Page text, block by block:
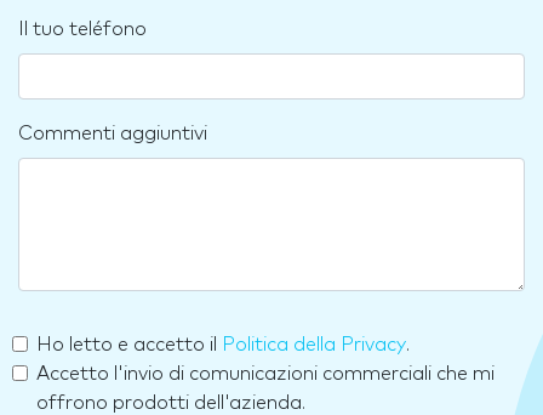
Il tuo teléfono
Commenti aggiuntivi
Ho letto e accetto il Politica della Privacy.
Accetto l'invio di comunicazioni commerciali che mi
offrono prodotti dell'azienda.